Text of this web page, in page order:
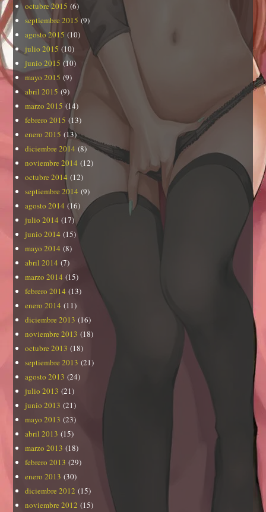
octubre 2015 (6)
septiembre 2015 (9)
agosto 2015 (10)
julio 2015 (10)
junio 2015 (10)
mayo 2015 (9)
abril 2015 (9)
marzo 2015 (14)
febrero 2015 (13)
enero 2015 (13)
diciembre 2014 (8)
noviembre 2014 (12)
octubre 2014 (12)
septiembre 2014 (9)
agosto 2014 (16)
julio 2014 (17)
junio 2014 (15)
mayo 2014 (8)
abril 2014 (7)
marzo 2014 (15)
febrero 2014 (13)
enero 2014 (11)
diciembre 2013 (16)
noviembre 2013 (18)
octubre 2013 (18)
septiembre 2013 (21)
agosto 2013 (24)
julio 2013 (21)
junio 2013 (21)
mayo 2013 (23)
abril 2013 (15)
marzo 2013 (18)
febrero 2013 (29)
enero 2013 (30)
diciembre 2012 (15)
noviembre 2012 (15)